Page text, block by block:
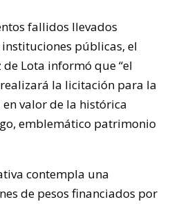
fallidos llevados
públicas, el
Lota informó que “el
la licitación para la
valor de la histórica
emblemático patrimonio
contempla una
de pesos financiados por